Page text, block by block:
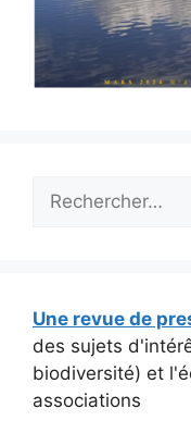
Une revue de
des sujets
biodiversité) et
associations